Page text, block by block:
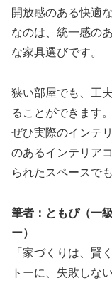
開放感のある快適
なのは、統一感の
な家具選びです。
狭い部屋でも、工
ることができます
ぜひ実際のインテ
のあるインテリア
られたスペースで
筆者：ともぴ（一
ー）
「家づくりは、賢
トーに、失敗しな